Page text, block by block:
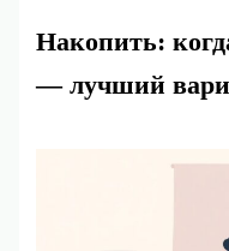
Накопить:
— лучший